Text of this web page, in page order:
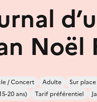
Noël
/ Concert Adulte Sur place
20 ans)
Tarif préférentiel